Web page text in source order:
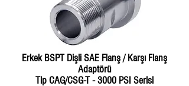
Erkek BSPT Dişli SAE Flanş / Karşı Flanş
Adaptörü
Tip CAG/CSG-T - 3000 PSI Serisi